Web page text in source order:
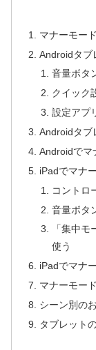
マナーモー
Androidタブ
音量ボタ
クイック
設定アプ
Androidタブ
Androidでマ
iPadでマナ
コントロ
音量ボタ
「集中
使う
iPadでマナ
マナーモー
シーン別の
タブレット